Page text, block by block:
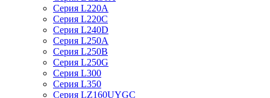
Серия L220A
Серия L220C
Серия L240D
Серия L250A
Серия L250B
Серия L250G
Серия L300
Серия L350
Серия LZ160UYGC